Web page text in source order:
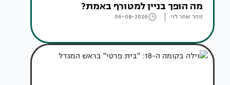
מה הופך בניין למטורף באמת?
זוהר שחר לוי 06-08-2026
עיצוב בתים